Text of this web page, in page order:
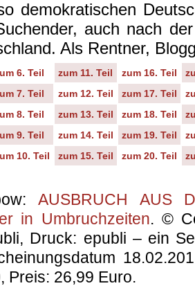
demokratischen
auch nach
Als Rentner,
6. Teil zum 11. Teil zum 16. Teil
7. Teil zum 12. Teil zum 17. Teil
8. Teil zum 13. Teil zum 18. Teil
9. Teil zum 14. Teil zum 19. Teil
10. Teil zum 15. Teil zum 20. Teil
AUSBRUCH AUS
in Umbruchzeiten. ©
Druck: epubli – ein
Preis: 26,99 Euro.